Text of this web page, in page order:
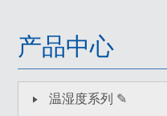
产品中心
温湿度系列 ✎